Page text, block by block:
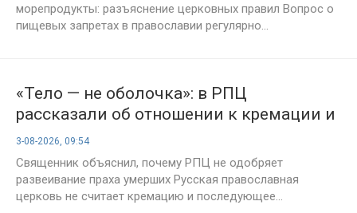
морепродукты: разъяснение церковных правил Вопрос о
пищевых запретах в православии регулярно...
«Тело — не оболочка»: в РПЦ
рассказали об отношении к кремации и
праху
3-08-2026, 09:54
Священник объяснил, почему РПЦ не одобряет
развеивание праха умерших Русская православная
церковь не считает кремацию и последующее...